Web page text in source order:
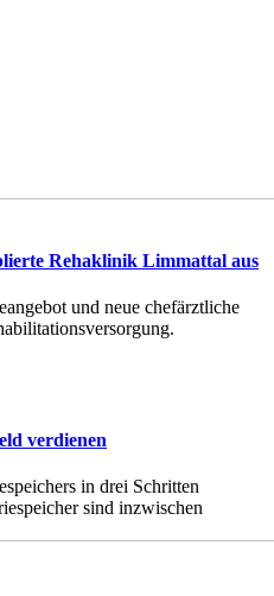
Rehaklinik Limmattal aus
und neue chefärztliche
verdienen
in drei Schritten
sind inzwischen